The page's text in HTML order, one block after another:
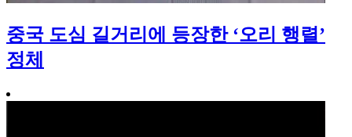
중국 도심 길거리에 등장한 ‘오리 행렬’
정체